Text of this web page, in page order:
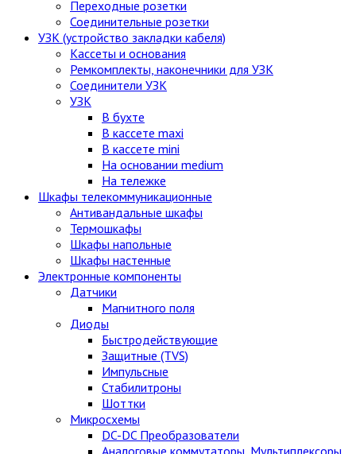
Переходные розетки
Соединительные розетки
УЗК (устройство закладки кабеля)
Кассеты и основания
Ремкомплекты, наконечники для УЗК
Соединители УЗК
УЗК
В бухте
В кассете maxi
В кассете mini
На основании medium
На тележке
Шкафы телекоммуникационные
Антивандальные шкафы
Термошкафы
Шкафы напольные
Шкафы настенные
Электронные компоненты
Датчики
Магнитного поля
Диоды
Быстродействующие
Защитные (TVS)
Импульсные
Стабилитроны
Шоттки
Микросхемы
DC-DC Преобразователи
Аналоговые коммутаторы, Мультиплексоры,